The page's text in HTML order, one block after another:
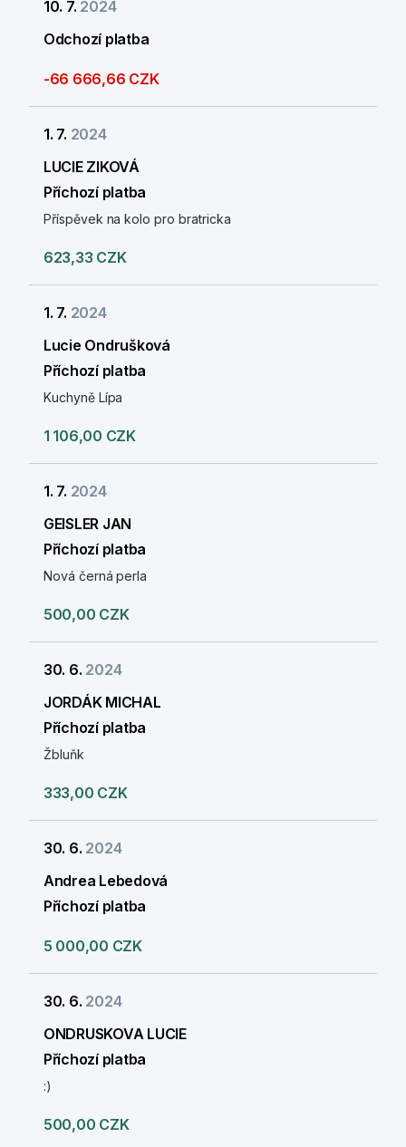
10. 7. 2024
Odchozí platba
-66 666,66 CZK
1. 7. 2024
LUCIE ZIKOVÁ
Příchozí platba
Příspěvek na kolo pro bratricka
623,33 CZK
1. 7. 2024
Lucie Ondrušková
Příchozí platba
Kuchyně Lípa
1 106,00 CZK
1. 7. 2024
GEISLER JAN
Příchozí platba
Nová černá perla
500,00 CZK
30. 6. 2024
JORDÁK MICHAL
Příchozí platba
Žbluňk
333,00 CZK
30. 6. 2024
Andrea Lebedová
Příchozí platba
5 000,00 CZK
30. 6. 2024
ONDRUSKOVA LUCIE
Příchozí platba
:)
500,00 CZK